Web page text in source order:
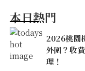
本日熱門
2026桃園
外圍？收
理！